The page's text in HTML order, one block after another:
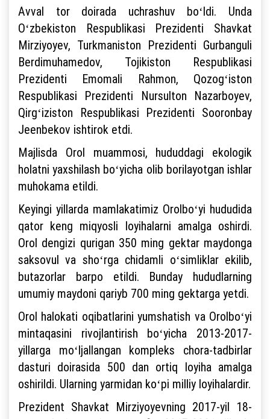
Avval tor doirada uchrashuv boʻldi. Unda
Oʻzbekiston Respublikasi Prezidenti Shavkat
Mirziyoyev, Turkmaniston Prezidenti Gurbanguli
Berdimuhamedov, Tojikiston Respublikasi
Prezidenti Emomali Rahmon, Qozogʻiston
Respublikasi Prezidenti Nursulton Nazarboyev,
Qirgʻiziston Respublikasi Prezidenti Sooronbay
Jeenbekov ishtirok etdi.
Majlisda Orol muammosi, hududdagi ekologik
holatni yaxshilash boʻyicha olib borilayotgan ishlar
muhokama etildi.
Keyingi yillarda mamlakatimiz Orolboʻyi hududida
qator keng miqyosli loyihalarni amalga oshirdi.
Orol dengizi qurigan 350 ming gektar maydonga
saksovul va shoʻrga chidamli oʻsimliklar ekilib,
butazorlar barpo etildi. Bunday hududlarning
umumiy maydoni qariyb 700 ming gektarga yetdi.
Orol halokati oqibatlarini yumshatish va Orolboʻyi
mintaqasini rivojlantirish boʻyicha 2013-2017-
yillarga moʻljallangan kompleks chora-tadbirlar
dasturi doirasida 500 dan ortiq loyiha amalga
oshirildi. Ularning yarmidan koʻpi milliy loyihalardir.
Prezident Shavkat Mirziyoyevning 2017-yil 18-